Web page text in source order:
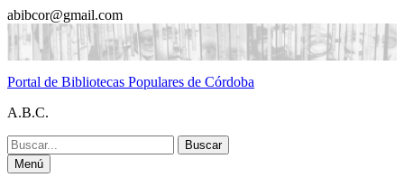
Saltar
al
contenido
abibcor@gmail.com
Portal de Bibliotecas Populares de Córdoba
A.B.C.
Buscar:
Menú